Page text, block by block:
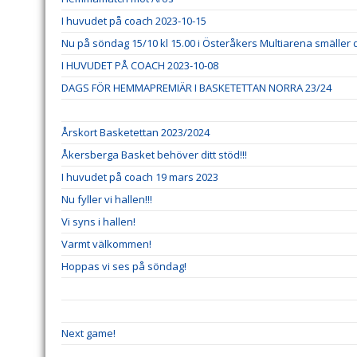
I huvudet på coach 2023-10-15
Nu på söndag 15/10 kl 15.00 i Österåkers Multiarena smäller
I HUVUDET PÅ COACH 2023-10-08
DAGS FÖR HEMMAPREMIÄR I BASKETETTAN NORRA 23/24
Årskort Basketettan 2023/2024
Åkersberga Basket behöver ditt stöd!!!
I huvudet på coach 19 mars 2023
Nu fyller vi hallen!!!
Vi syns i hallen!
Varmt välkommen!
Hoppas vi ses på söndag!
Next game!